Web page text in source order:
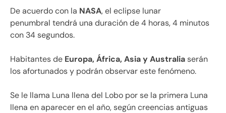
De acuerdo con la NASA, el eclipse lunar
penumbral tendrá una duración de 4 horas, 4 minutos
con 34 segundos.
Habitantes de Europa, África, Asia y Australiaserán
los afortunados y podrán observar este fenómeno.
Se le llama Luna llena del Lobo por se la primera Luna
llena en aparecer en el año, según creencias antiguas